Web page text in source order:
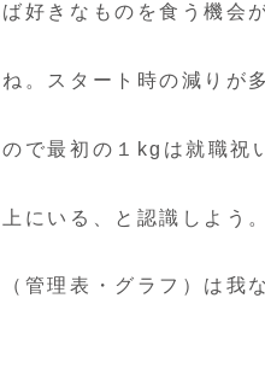
好きなものを食う機会
。スタート時の減りが
で最初の１kgは就職
にいる、と認識しよう。
管理表・グラフ）は我